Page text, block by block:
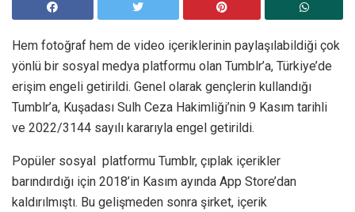
Hem fotoğraf hem de video içeriklerinin paylaşılabildiği çok
yönlü bir sosyal medya platformu olan Tumblr’a, Türkiye’de
erişim engeli getirildi. Genel olarak gençlerin kullandığı
Tumblr’a, Kuşadası Sulh Ceza Hakimliği’nin 9 Kasım tarihli
ve 2022/3144 sayılı kararıyla engel getirildi.
Popüler sosyal platformu Tumblr, çıplak içerikler
barındırdığı için 2018’in Kasım ayında App Store’dan
kaldırılmıştı. Bu gelişmeden sonra şirket, içerik